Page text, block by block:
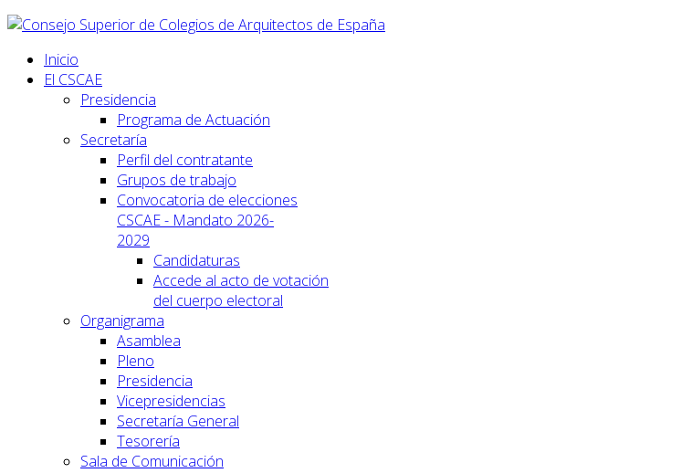
Inicio
El CSCAE
Presidencia
Programa de Actuación
Secretaría
Perfil del contratante
Grupos de trabajo
Convocatoria de elecciones
CSCAE - Mandato 2026-
2029
Candidaturas
Accede al acto de votación
del cuerpo electoral
Organigrama
Asamblea
Pleno
Presidencia
Vicepresidencias
Secretaría General
Tesorería
Sala de Comunicación